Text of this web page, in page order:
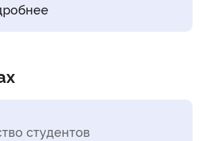
студентов